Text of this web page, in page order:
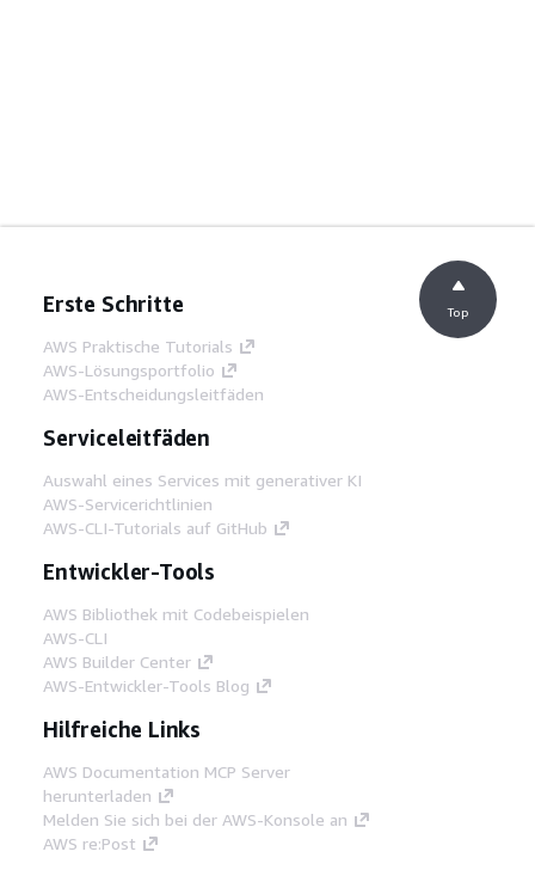
Erste Schritte
AWS Praktische Tutorials
AWS-Lösungsportfolio
AWS-Entscheidungsleitfäden
Serviceleitfäden
Auswahl eines Services mit generativer KI
AWS-Servicerichtlinien
AWS-CLI-Tutorials auf GitHub
Entwickler-Tools
AWS Bibliothek mit Codebeispielen
AWS-CLI
AWS Builder Center
AWS-Entwickler-Tools Blog
Hilfreiche Links
AWS Documentation MCP Server
herunterladen
Melden Sie sich bei der AWS-Konsole an
AWS re:Post
Top